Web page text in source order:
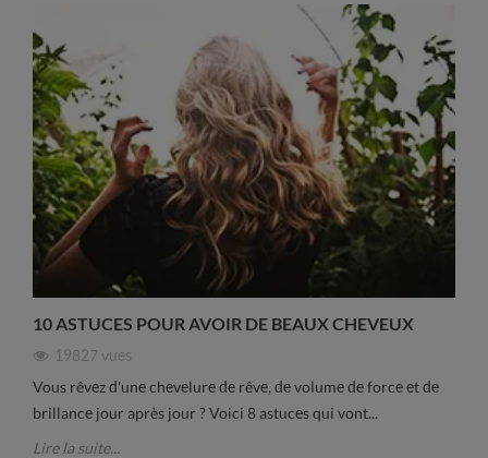
10 ASTUCES POUR AVOIR DE BEAUX CHEVEUX
19827 vues
Vous rêvez d'une chevelure de rêve, de volume de force et de
brillance jour après jour ? Voici 8 astuces qui vont...
Lire la suite...